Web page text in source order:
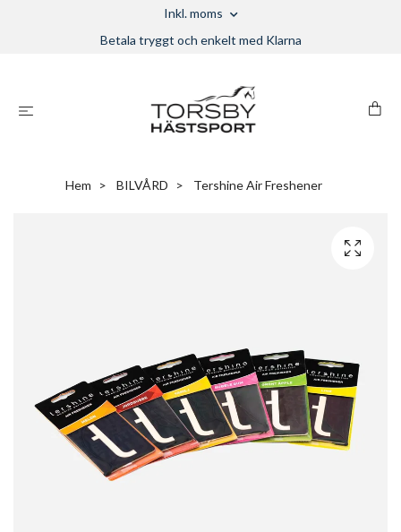
Inkl. moms
Betala tryggt och enkelt med Klarna
Hem BILVÅRD Tershine Air Freshener